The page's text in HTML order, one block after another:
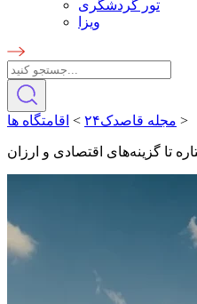
تور گردشگری
ویزا
مجله قاصدک۲۴ > اقامتگاه ها >